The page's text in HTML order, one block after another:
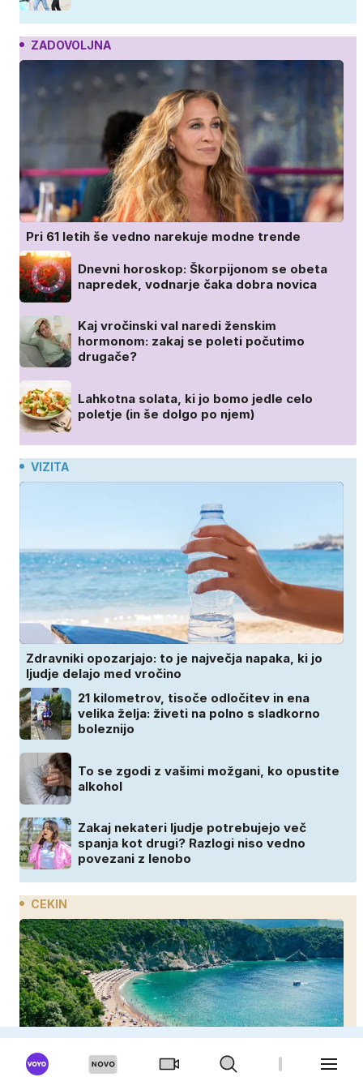
ZADOVOLJNA
Pri 61 letih še vedno narekuje modne trende
Dnevni horoskop: Škorpijonom se obeta
napredek, vodnarje čaka dobra novica
Kaj vročinski val naredi ženskim
hormonom: zakaj se poleti počutimo
drugače?
Lahkotna solata, ki jo bomo jedle celo
poletje (in še dolgo po njem)
VIZITA
Zdravniki opozarjajo: to je največja napaka, ki jo
ljudje delajo med vročino
21 kilometrov, tisoče odločitev in ena
velika želja: živeti na polno s sladkorno
boleznijo
To se zgodi z vašimi možgani, ko opustite
alkohol
Zakaj nekateri ljudje potrebujejo več
spanja kot drugi? Razlogi niso vedno
povezani z lenobo
CEKIN